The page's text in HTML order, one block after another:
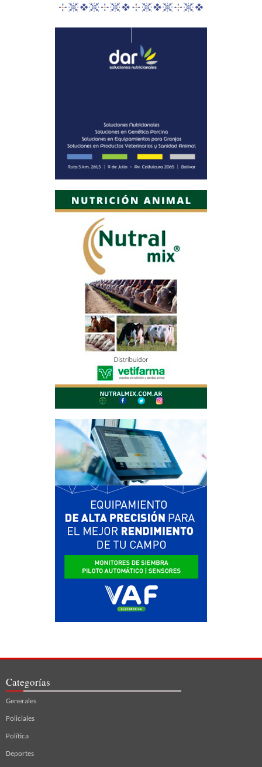
Categorías
Generales
Policiales
Política
Deportes